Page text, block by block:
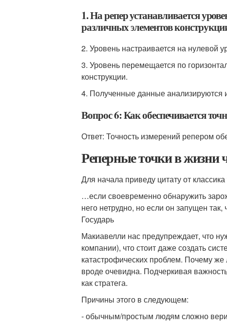
1. На репер устанавливается
различных элементов
2. Уровень настраивается на нулевой
3. Уровень перемещается по
конструкции.
4. Полученные данные анализируются
Вопрос 6: Как обеспечивается
Ответ: Точность измерений репером
Реперные точки в жизни
Для начала приведу цитату от
…если своевременно обнаружить
него нетрудно, но если он запущен
Государь
Макиавелли нас предупреждает, что
компании), что стоит даже создать
катастрофических проблем. Почему же
вроде очевидна. Подчеркивая
как стратега.
Причины этого в следующем:
- обычным/простым людям сложно